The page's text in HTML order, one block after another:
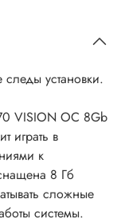
установки.
VISION OC 8Gb
играть в
к
8 Гб
сложные
системы.